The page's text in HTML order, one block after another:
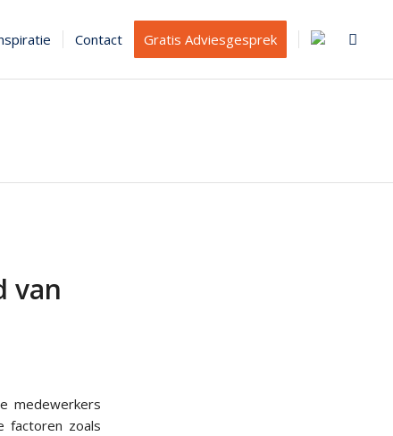
Contact Gratis Adviesgesprek
van
medewerkers
factoren zoals